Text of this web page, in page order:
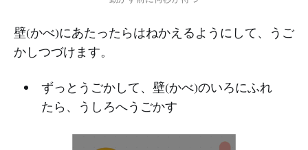
壁(かべ)にあたったらはねかえるようにして、うご
かしつづけます。
ずっとうごかして、壁(かべ)のいろにふれ
たら、うしろへうごかす